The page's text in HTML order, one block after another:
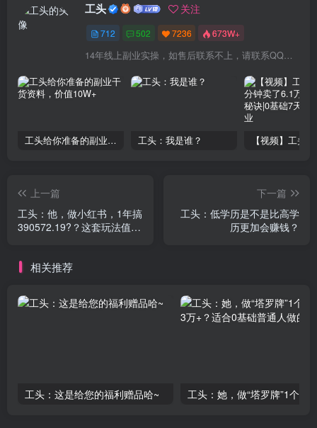
工头 关注
712 502 7236 673W+
14年线上副业实操，如售后联系不上，请联系QQ：1841000000（6个0）或拨打交付合同中的联系电话！
工头给你准备的副业干货资料，价值10W+ 工头：我是谁？
上一篇
工头：他，做小红书，1年搞
390572.19?？这套玩法值
下一篇
工头：低学历是不是比高学
历更加会赚钱？
相关推荐
工头：这是给您的福利赠品哈~